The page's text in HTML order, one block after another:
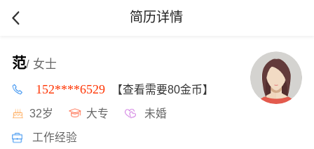
简历详情
范/ 女士
152****6529 【查看需要80金币】
32岁 大专 未婚
工作经验